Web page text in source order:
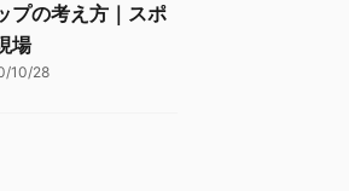
プの考え方｜スポ
場
10/28